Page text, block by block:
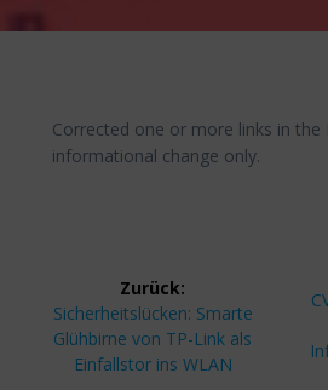
Corrected one or more links in the
informational change only.
Zurück:
Vorheriger
Beitrag:
Sicherheitslücken: Smarte
Glühbirne von TP-Link als
Einfallstor ins WLAN